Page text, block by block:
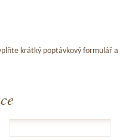
krátký poptávkový formulář a